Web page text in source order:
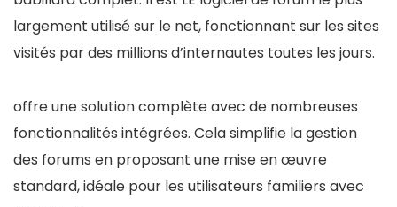
largement utilisé sur le net, fonctionnant sur les sites
visités par des millions d’internautes toutes les jours.
offre une solution complète avec de nombreuses
fonctionnalités intégrées. Cela simplifie la gestion
des forums en proposant une mise en œuvre
standard, idéale pour les utilisateurs familiers avec